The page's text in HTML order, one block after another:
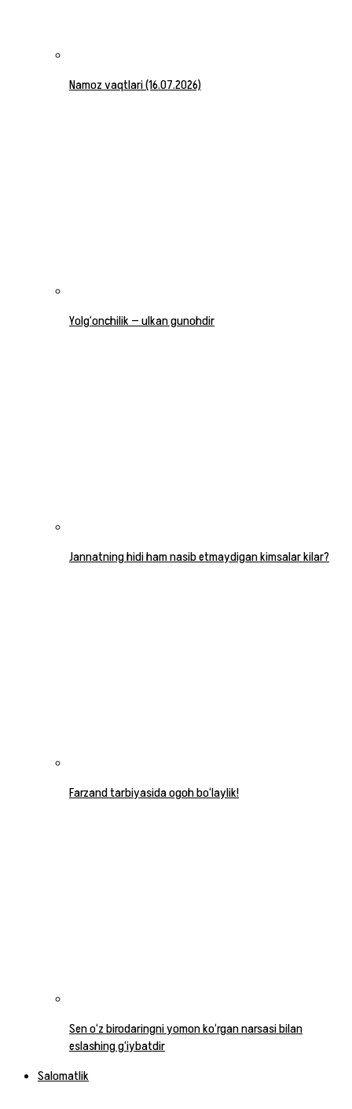
Namoz vaqtlari (16.07.2026)
Yolg‘onchilik — ulkan gunohdir
Jannatning hidi ham nasib etmaydigan kimsalar kilar?
Farzand tarbiyasida ogoh bo‘laylik!
Sen o‘z birodaringni yomon ko‘rgan narsasi bilan
eslashing g‘iybatdir
Salomatlik